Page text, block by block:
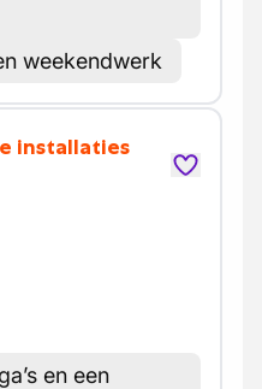
weekendwerk
installaties
en een